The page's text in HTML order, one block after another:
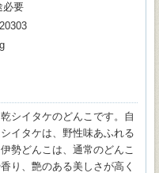
必要
シイタケのどんこです。自
イタケは、野性味あふれる
勢どんこは、通常のどんこ
り、艶のある美しさが高く